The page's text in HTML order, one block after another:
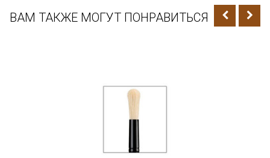
ВАМ ТАКЖЕ МОГУТ ПОНРАВИТЬСЯ